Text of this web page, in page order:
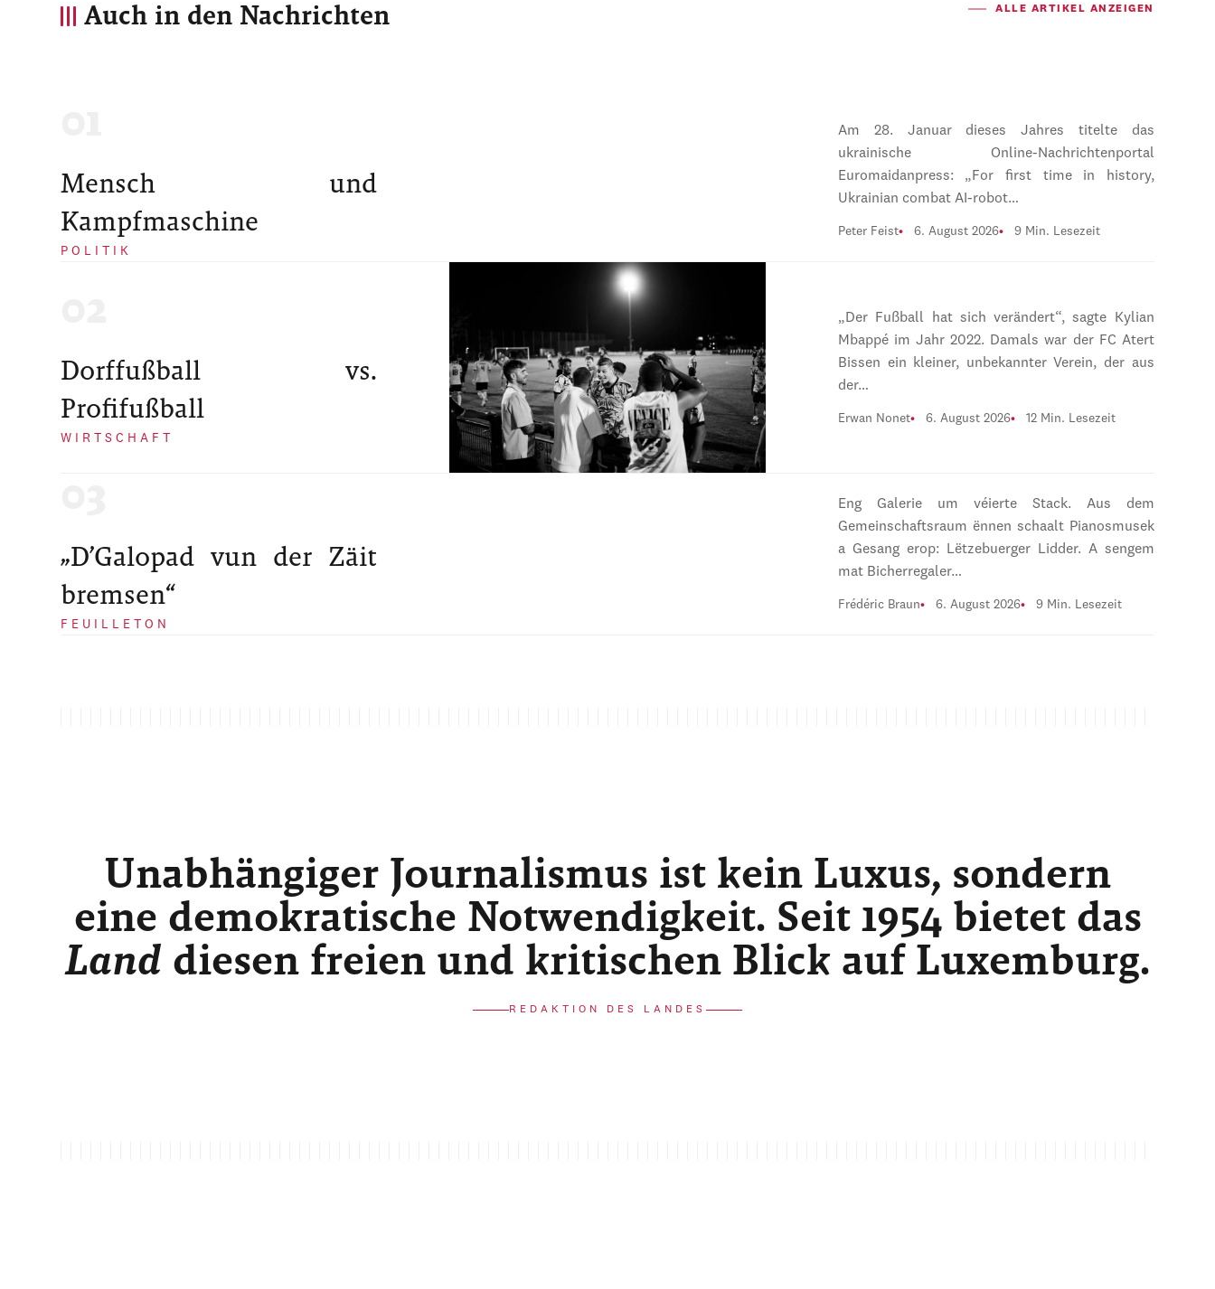
Auch in den Nachrichten ALLE ARTIKEL ANZEIGEN
Mensch und
Kampfmaschine
POLITIK
Am 28. Januar dieses Jahres titelte das
ukrainische Online-Nachrichtenportal
Euromaidanpress: „For first time in history,
Ukrainian combat AI-robot…
Peter Feist 6. August 2026 9 Min. Lesezeit
Dorffußball vs.
Profifußball
WIRTSCHAFT
„Der Fußball hat sich verändert“, sagte Kylian
Mbappé im Jahr 2022. Damals war der FC Atert
Bissen ein kleiner, unbekannter Verein, der aus
der…
Erwan Nonet 6. August 2026 12 Min. Lesezeit
„D’Galopad vun der Zäit
bremsen“
FEUILLETON
Eng Galerie um véierte Stack. Aus dem
Gemeinschaftsraum ënnen schaalt Pianosmusek
a Gesang erop: Lëtzebuerger Lidder. A sengem
mat Bicherregaler…
Frédéric Braun 6. August 2026 9 Min. Lesezeit
Unabhängiger Journalismus ist kein Luxus, sondern
eine demokratische Notwendigkeit. Seit 1954 bietet das
Land diesen freien und kritischen Blick auf Luxemburg.
REDAKTION DES LANDES